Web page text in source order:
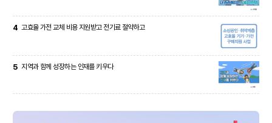
4 고효율 가전 교체 비용 지원받고 전기료 절약하고
5 지역과 함께 성장하는 인재를 키우다